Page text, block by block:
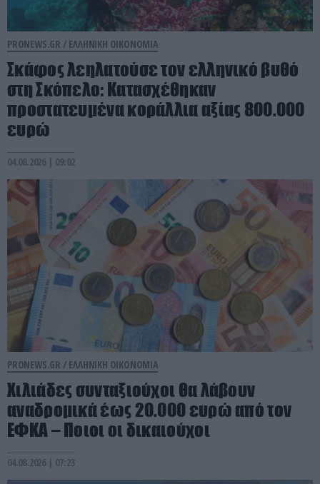
PRONEWS.GR / ΕΛΛΗΝΙΚΗ ΟΙΚΟΝΟΜΙΑ
Σκάφος λεηλατούσε τον ελληνικό βυθό
στη Σκόπελο: Κατασχέθηκαν
προστατευμένα κοράλλια αξίας 800.000
ευρώ
04.08.2026 | 09:02
PRONEWS.GR / ΕΛΛΗΝΙΚΗ ΟΙΚΟΝΟΜΙΑ
Χιλιάδες συνταξιούχοι θα λάβουν
αναδρομικά έως 20.000 ευρώ από τον
ΕΦΚΑ – Ποιοι οι δικαιούχοι
04.08.2026 | 07:23